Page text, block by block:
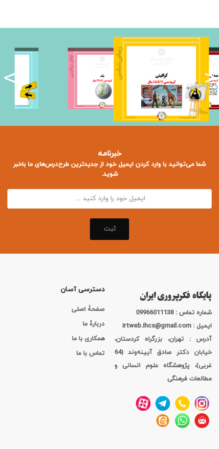
< >
خبرنامه
شما می‌توانید با وارد کردن ایمیل خود از جدید‌ترین طرح‌درس‌های ما باخبر
شوید.
ثبت
شماره تماس : 09966011138
ایمیل : irtweb.ihcs@gmail.com
آدرس : تهران، بزرگراه کردستان،
خیابان دکتر صادق آیینه‌وند (64
غربی)، پژوهشگاه علوم انسانی و
مطالعات فرهنگی
دسترسی آسان
صفحۀ اصلی
دربارۀ ما
همکاری با ما
تماس با ما